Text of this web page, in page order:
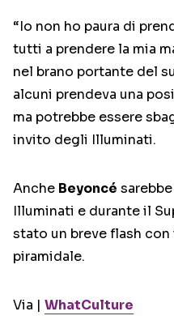
“Io non ho paura di
tutti a prendere la mia
nel brano portante del
alcuni prendeva una
ma potrebbe essere
invito degli Illuminati.
Anche Beyoncé
Illuminati e durante il
stato un breve flash
piramidale.
Via | WhatCulture